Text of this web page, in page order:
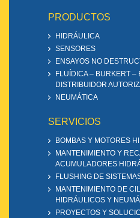
PRODUCTOS
HIDRÁULICA
SENSORES
ENSAYOS NO
FLUÍDICA – BURKERT –
DISTRIBUIDOR
NEUMÁTICA
SERVICIOS
BOMBAS Y MOTORES
MANTENIMIENTO Y
ACUMULADORES
FLUSHING DE
MANTENIMIENTO DE
HIDRÁULICOS Y
PROYECTOS Y